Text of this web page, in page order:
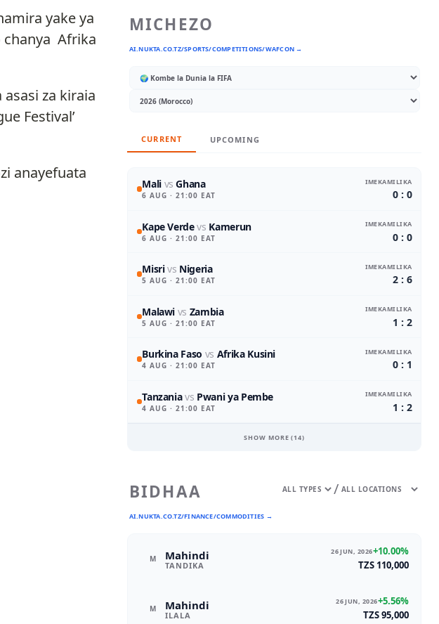
yake ya
chanya Afrika
za kiraia
Festival’
anayefuata
MICHEZO
AI.NUKTA.CO.TZ/SPORTS/COMPETITIONS/WAFCON →
CURRENT UPCOMING
Mali vsGhana
6 AUG · 21:00 EAT
IMEKAMILIKA
0 : 0
Kape Verdevs Kamerun
6 AUG · 21:00 EAT
IMEKAMILIKA
0 : 0
Misrivs Nigeria
5 AUG · 21:00 EAT
IMEKAMILIKA
2 : 6
Malawi vs Zambia
5 AUG · 21:00 EAT
IMEKAMILIKA
1 : 2
Burkina Faso vs Afrika Kusini
4 AUG · 21:00 EAT
IMEKAMILIKA
0 : 1
Tanzaniavs Pwani ya Pembe
4 AUG · 21:00 EAT
IMEKAMILIKA
1 : 2
SHOW MORE (14)
BIDHAA
AI.NUKTA.CO.TZ/FINANCE/COMMODITIES →
/
M Mahindi
TANDIKA
26 JUN, 2026+10.00%
TZS 110,000
M Mahindi
ILALA
26 JUN, 2026+5.56%
TZS 95,000